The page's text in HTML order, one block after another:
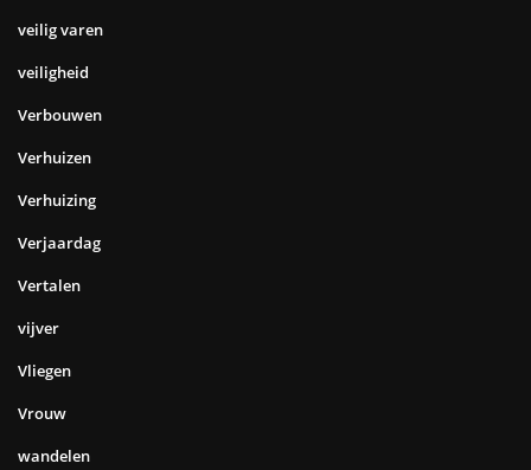
veilig varen
veiligheid
Verbouwen
Verhuizen
Verhuizing
Verjaardag
Vertalen
vijver
Vliegen
Vrouw
wandelen